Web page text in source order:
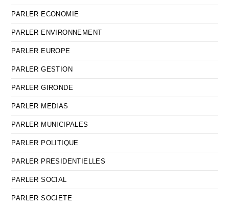
PARLER ECONOMIE
PARLER ENVIRONNEMENT
PARLER EUROPE
PARLER GESTION
PARLER GIRONDE
PARLER MEDIAS
PARLER MUNICIPALES
PARLER POLITIQUE
PARLER PRESIDENTIELLES
PARLER SOCIAL
PARLER SOCIETE